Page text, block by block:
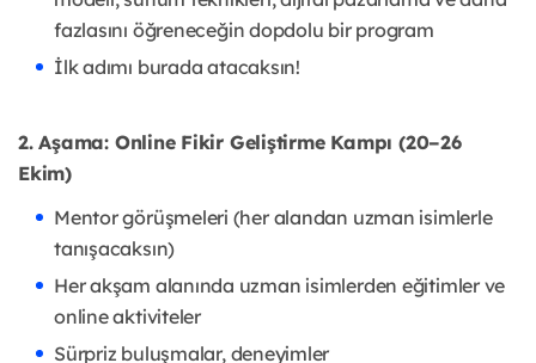
fazlasını öğreneceğin dopdolu bir program
İlk adımı burada atacaksın!
2. Aşama: Online Fikir Geliştirme Kampı (20–26
Ekim)
Mentor görüşmeleri (her alandan uzman isimlerle
tanışacaksın)
Her akşam alanında uzman isimlerden eğitimler ve
online aktiviteler
Sürpriz buluşmalar, deneyimler